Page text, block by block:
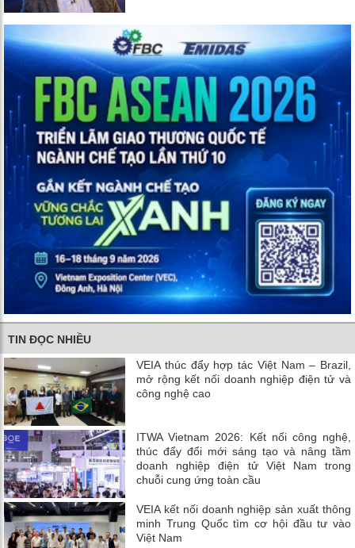
TIN ĐỌC NHIỀU
VEIA thúc đẩy hợp tác Việt Nam – Brazil,
mở rộng kết nối doanh nghiệp điện tử và
công nghệ cao
ITWA Vietnam 2026: Kết nối công nghệ,
thúc đẩy đổi mới sáng tạo và nâng tầm
doanh nghiệp điện tử Việt Nam trong
chuỗi cung ứng toàn cầu
VEIA kết nối doanh nghiệp sản xuất thông
minh Trung Quốc tìm cơ hội đầu tư vào
Việt Nam